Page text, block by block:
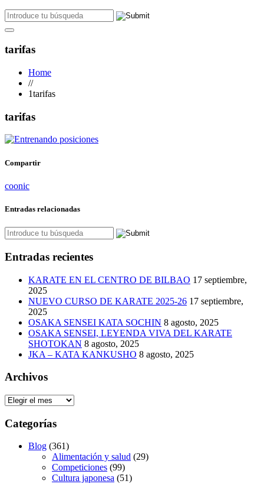
tarifas
Home
//
1tarifas
tarifas
Compartir
coonic
Entradas relacionadas
Entradas recientes
KARATE EN EL CENTRO DE BILBAO 17 septiembre,
2025
NUEVO CURSO DE KARATE 2025-26 17 septiembre,
2025
OSAKA SENSEI KATA SOCHIN 8 agosto, 2025
OSAKA SENSEI, LEYENDA VIVA DEL KARATE
SHOTOKAN 8 agosto, 2025
JKA – KATA KANKUSHO 8 agosto, 2025
Archivos
Archivos
Categorías
Blog (361)
Alimentación y salud (29)
Competiciones (99)
Cultura japonesa (51)